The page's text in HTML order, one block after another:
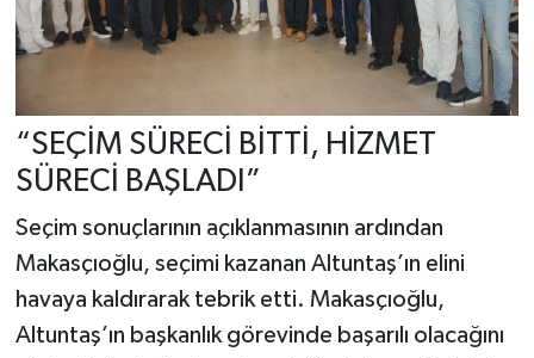
“SEÇİM SÜRECİ BİTTİ, HİZMET
SÜRECİ BAŞLADI”
Seçim sonuçlarının açıklanmasının ardından
Makasçıoğlu, seçimi kazanan Altuntaş’ın elini
havaya kaldırarak tebrik etti. Makasçıoğlu,
Altuntaş’ın başkanlık görevinde başarılı olacağını